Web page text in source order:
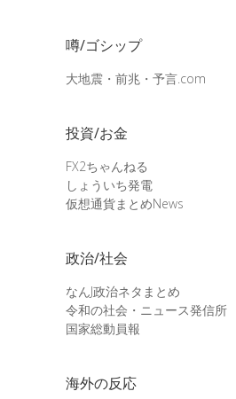
噂/ゴシップ
大地震・前兆・予言.com
投資/お金
FX2ちゃんねる
しょういち発電
仮想通貨まとめNews
政治/社会
なんJ政治ネタまとめ
令和の社会・ニュース発信所
国家総動員報
海外の反応